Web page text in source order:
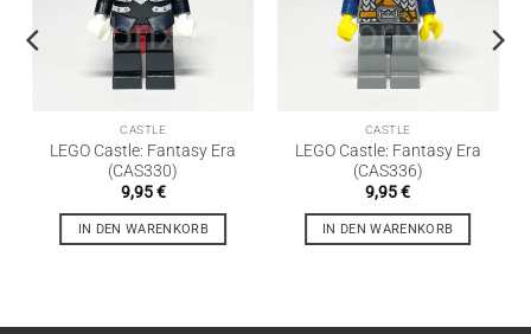
CASTLE
LEGO Castle: Fantasy Era
(CAS330)
9,95€
IN DEN WARENKORB
CASTLE
LEGO Castle: Fantasy Era
(CAS336)
9,95€
IN DEN WARENKORB